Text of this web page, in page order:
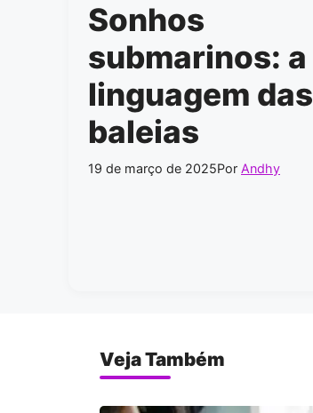
Sonhos
submarinos: a
linguagem das
baleias
19 de março de 2025Por Andhy
Veja Também